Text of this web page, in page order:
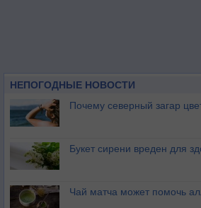
НЕПОГОДНЫЕ НОВОСТИ
Почему северный загар
Букет сирени вреден для
Чай матча может помочь